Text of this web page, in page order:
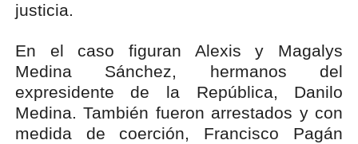
justicia.
En el caso figuran Alexis y Magalys
Medina Sánchez, hermanos del
expresidente de la República, Danilo
Medina. También fueron arrestados y con
medida de coerción, Francisco Pagán